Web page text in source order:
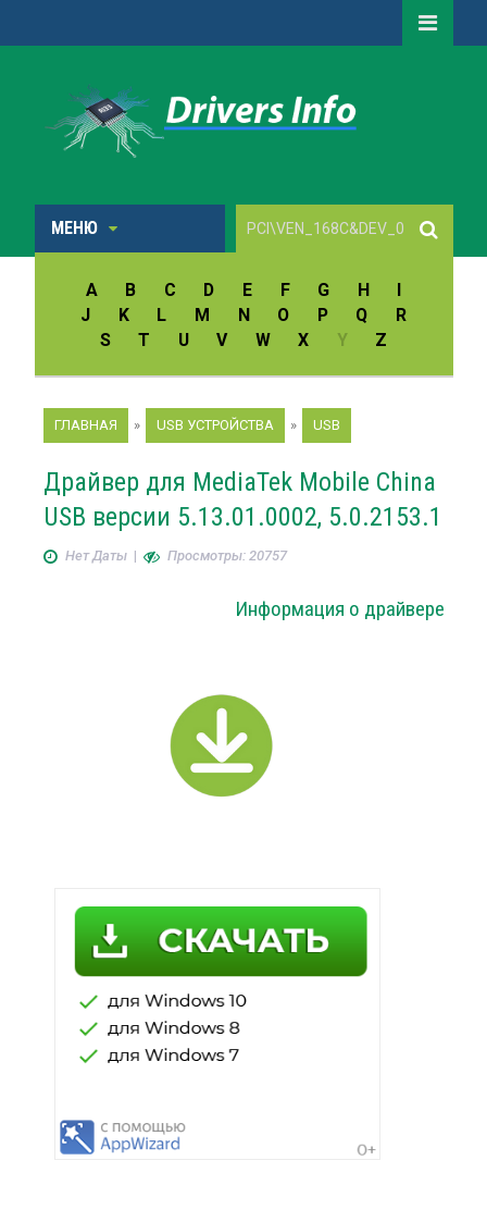
МЕНЮ
A B C D E F G H
I
J
K L M N O P Q
R
S
T U V W X Y Z
ГЛАВНАЯ » USB УСТРОЙСТВА » USB
Драйвер для MediaTek Mobile China
USB версии 5.13.01.0002, 5.0.2153.1
Нет Даты| Просмотры: 20757
Информация о драйвере